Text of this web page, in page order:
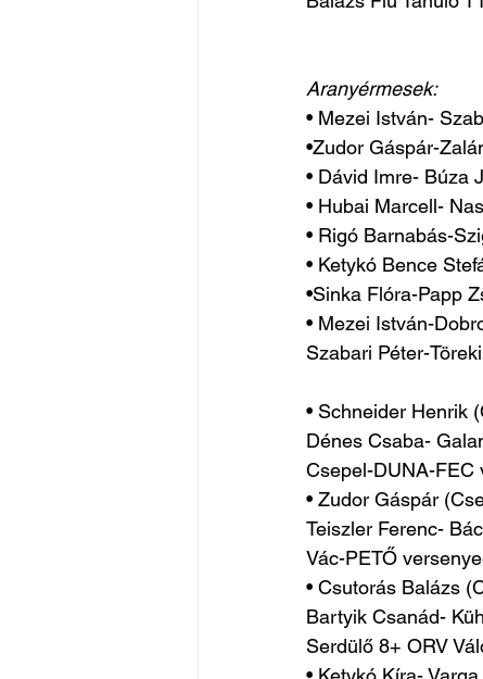
Aranyérmesek:
• Mezei István-
•Zudor Gáspár-
• Dávid Imre- Búza
• Hubai Marcell-
• Rigó Barnabás-
• Ketykó Bence
•Sinka Flóra-Papp
• Mezei István-
Szabari Péter-
• Schneider Henrik
Dénes Csaba-
Csepel-DUNA-FEC
• Zudor Gáspár
Teiszler Ferenc-
Vác-PETŐ
• Csutorás Balázs
Bartyik Csanád-
Serdülő 8+ ORV